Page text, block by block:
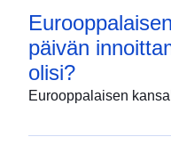
päivän
olisi?
Eurooppalaisen